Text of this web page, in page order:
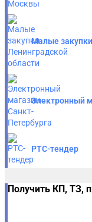
Малые
Электронный
РТС-тендер
Получить КП, ТЗ,